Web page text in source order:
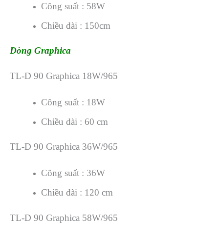
Công suất : 58W
Chiều dài : 150cm
Dòng Graphica
TL-D 90 Graphica 18W/965
Công suất : 18W
Chiều dài : 60 cm
TL-D 90 Graphica 36W/965
Công suất : 36W
Chiều dài : 120 cm
TL-D 90 Graphica 58W/965